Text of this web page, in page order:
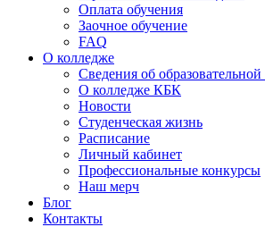
Оплата обучения
Заочное обучение
FAQ
О колледже
Сведения об
О колледже КБК
Новости
Студенческая жизнь
Расписание
Личный кабинет
Профессиональные конкурсы
Наш мерч
Блог
Контакты